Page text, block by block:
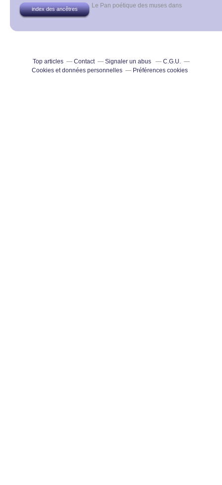
Le Pan poétique des muses dans
index des ancêtres
Top articles Contact Signaler un abus
C.G.U.
Cookies et données personnelles
Préférences cookies